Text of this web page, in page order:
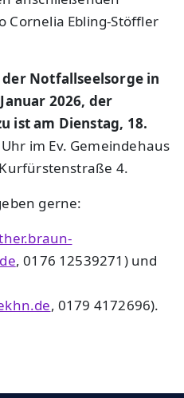
Cornelia Ebling-Stöffler
Notfallseelsorge in
2026, der
ist am Dienstag, 18.
im Ev. Gemeindehaus
4.
gerne:
, 0176 12539271) und
, 0179 4172696).